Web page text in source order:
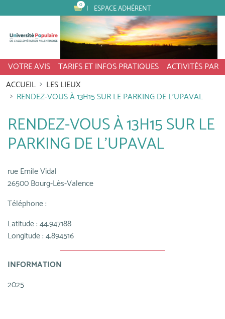
0 ESPACE ADHÉRENT
VOTRE AVIS TARIFS ET INFOS PRATIQUES ACTIVITÉS PAR
ACCUEIL
LES LIEUX
RENDEZ-VOUS À 13H15 SUR LE PARKING DE L'UPAVAL
RENDEZ-VOUS À 13H15 SUR LE
PARKING DE L'UPAVAL
rue Emile Vidal
26500 Bourg-Lès-Valence
Téléphone :
Latitude : 44.947188
Longitude : 4.894516
INFORMATION
2025